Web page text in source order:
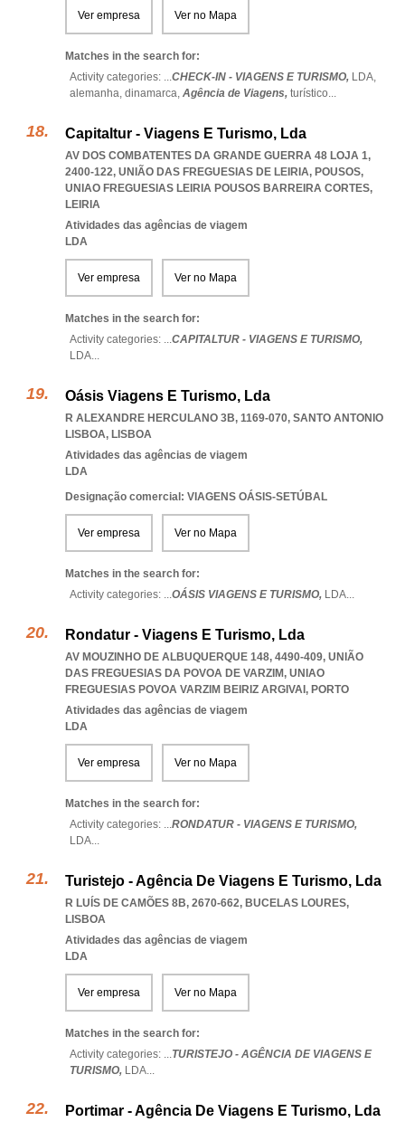
Ver empresa Ver no Mapa
Matches in the search for:
Activity categories: ...CHECK-IN - VIAGENS E TURISMO, LDA,
alemanha, dinamarca, Agência de Viagens, turístico...
Capitaltur - Viagens E Turismo, Lda
AV DOS COMBATENTES DA GRANDE GUERRA 48 LOJA 1,
2400-122, UNIÃO DAS FREGUESIAS DE LEIRIA, POUSOS,
UNIAO FREGUESIAS LEIRIA POUSOS BARREIRA CORTES,
LEIRIA
Atividades das agências de viagem
LDA
Ver empresa Ver no Mapa
Matches in the search for:
Activity categories: ...CAPITALTUR - VIAGENS E TURISMO,
LDA...
Oásis Viagens E Turismo, Lda
R ALEXANDRE HERCULANO 3B, 1169-070, SANTO ANTONIO
LISBOA, LISBOA
Atividades das agências de viagem
LDA
Designação comercial: VIAGENS OÁSIS-SETÚBAL
Ver empresa Ver no Mapa
Matches in the search for:
Activity categories: ...OÁSIS VIAGENS E TURISMO, LDA...
Rondatur - Viagens E Turismo, Lda
AV MOUZINHO DE ALBUQUERQUE 148, 4490-409, UNIÃO
DAS FREGUESIAS DA POVOA DE VARZIM, UNIAO
FREGUESIAS POVOA VARZIM BEIRIZ ARGIVAI , PORTO
Atividades das agências de viagem
LDA
Ver empresa Ver no Mapa
Matches in the search for:
Activity categories: ...RONDATUR - VIAGENS E TURISMO,
LDA...
Turistejo - Agência De Viagens E Turismo, Lda
R LUÍS DE CAMÕES 8B, 2670-662, BUCELAS LOURES,
LISBOA
Atividades das agências de viagem
LDA
Ver empresa Ver no Mapa
Matches in the search for:
Activity categories: ...TURISTEJO - AGÊNCIA DE VIAGENS E
TURISMO, LDA...
Portimar - Agência De Viagens E Turismo, Lda